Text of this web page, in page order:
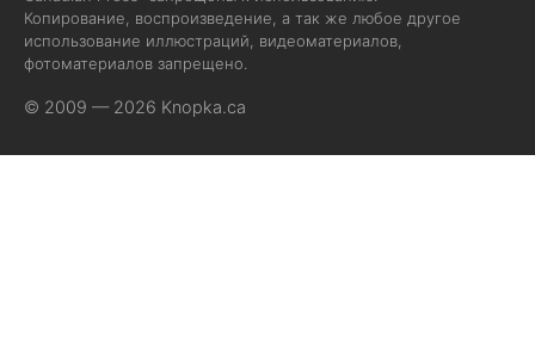
Копирование, воспроизведение, а так же любое другое
использование иллюстраций, видеоматериалов,
фотоматериалов запрещено.
© 2009 — 2026 Knopka.ca